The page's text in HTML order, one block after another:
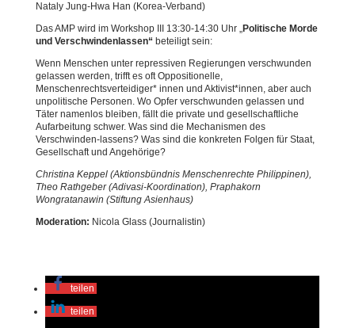
Nataly Jung-Hwa Han (Korea-Verband)
Das AMP wird im Workshop III 13:30-14:30 Uhr „Politische Morde
und Verschwindenlassen“ beteiligt sein:
Wenn Menschen unter repressiven Regierungen verschwunden
gelassen werden, trifft es oft Oppositionelle,
Menschenrechtsverteidiger* innen und Aktivist*innen, aber auch
unpolitische Personen. Wo Opfer verschwunden gelassen und
Täter namenlos bleiben, fällt die private und gesellschaftliche
Aufarbeitung schwer. Was sind die Mechanismen des
Verschwinden-lassens? Was sind die konkreten Folgen für Staat,
Gesellschaft und Angehörige?
Christina Keppel (Aktionsbündnis Menschenrechte Philippinen),
Theo Rathgeber (Adivasi-Koordination), Praphakorn
Wongratanawin (Stiftung Asienhaus)
Moderation: Nicola Glass (Journalistin)
teilen
teilen